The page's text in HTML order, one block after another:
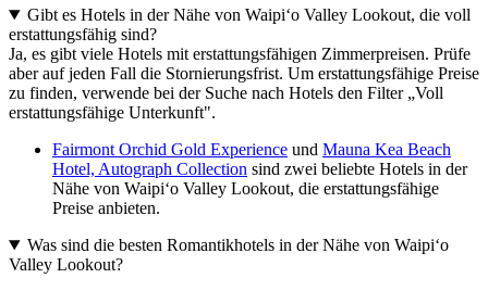
Gibt es Hotels in der Nähe von Waipiʻo Valley Lookout, die voll
erstattungsfähig sind?
Ja, es gibt viele Hotels mit erstattungsfähigen Zimmerpreisen. Prüfe
aber auf jeden Fall die Stornierungsfrist. Um erstattungsfähige Preise
zu finden, verwende bei der Suche nach Hotels den Filter „Voll
erstattungsfähige Unterkunft".
Fairmont Orchid Gold Experience und Mauna Kea Beach
Hotel, Autograph Collection sind zwei beliebte Hotels in der
Nähe von Waipiʻo Valley Lookout, die erstattungsfähige
Preise anbieten.
Was sind die besten Romantikhotels in der Nähe von Waipiʻo
Valley Lookout?